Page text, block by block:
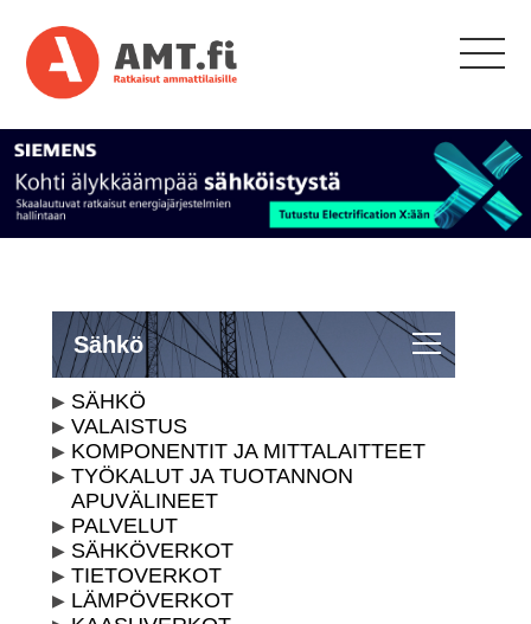
Sähkö
SÄHKÖ
VALAISTUS
KOMPONENTIT JA MITTALAITTEET
TYÖKALUT JA TUOTANNON
APUVÄLINEET
PALVELUT
SÄHKÖVERKOT
TIETOVERKOT
LÄMPÖVERKOT